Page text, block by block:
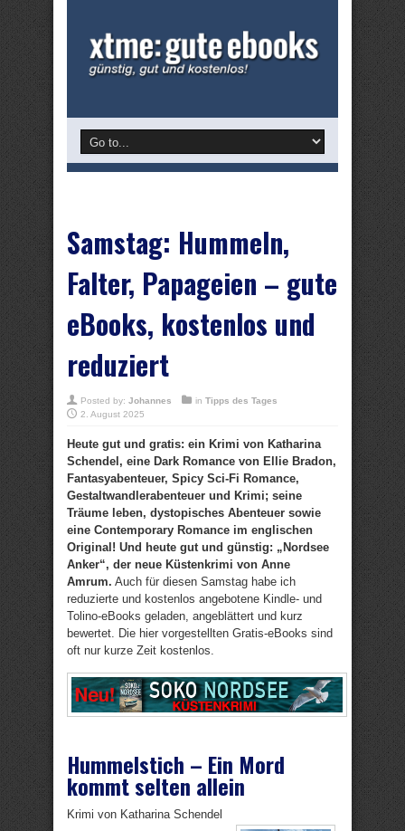
Samstag: Hummeln,
Falter, Papageien – gute
eBooks, kostenlos und
reduziert
Posted by: Johannes in Tipps des Tages
2. August 2025
Heute gut und gratis: ein Krimi von Katharina
Schendel, eine Dark Romance von Ellie Bradon,
Fantasyabenteuer, Spicy Sci-Fi Romance,
Gestaltwandlerabenteuer und Krimi; seine
Träume leben, dystopisches Abenteuer sowie
eine Contemporary Romance im englischen
Original! Und heute gut und günstig: „Nordsee
Anker“, der neue Küstenkrimi von Anne
Amrum. Auch für diesen Samstag habe ich
reduzierte und kostenlos angebotene Kindle- und
Tolino-eBooks geladen, angeblättert und kurz
bewertet. Die hier vorgestellten Gratis-eBooks sind
oft nur kurze Zeit kostenlos.
Hummelstich – Ein Mord
kommt selten allein
Krimi von Katharina Schendel